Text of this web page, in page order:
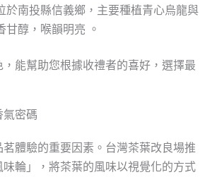
於南投縣信義鄉，主要種植青心烏龍與
甘醇，喉韻明亮 。
能幫助您根據收禮者的喜好，選擇最
密碼
體驗的重要因素。台灣茶葉改良場推
輪」，將茶葉的風味以視覺化的方式